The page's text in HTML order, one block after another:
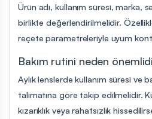
Ürün adı, kullanım süresi, marka,
birlikte değerlendirilmelidir.
reçete parametreleriyle uyum
Bakım rutini neden
Aylık lenslerde kullanım süresi ve
talimatına göre takip edilmelidir.
kızarıklık veya rahatsızlık